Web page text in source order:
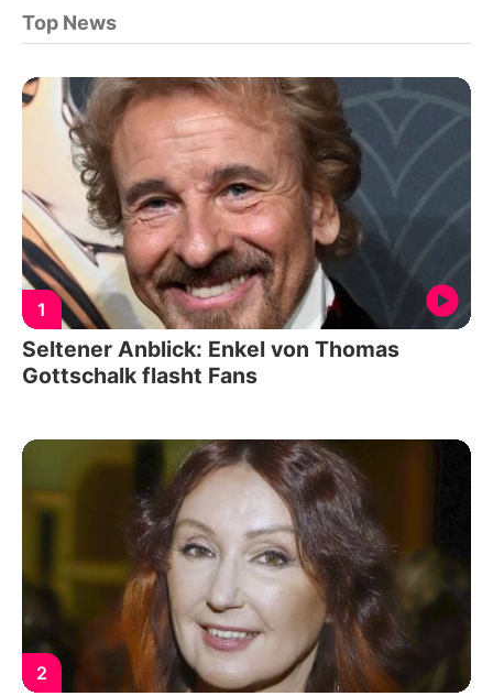
Top News
1
Seltener Anblick: Enkel von Thomas
Gottschalk flasht Fans
2